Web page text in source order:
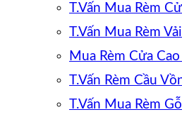
T.Vấn Mua Rèm
T.Vấn Mua Rèm Vải
Mua Rèm Cửa Cao
T.Vấn Rèm Cầu
T.Vấn Mua Rèm Gỗ